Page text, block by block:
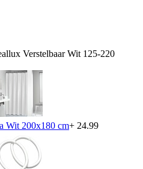
Verstelbaar Wit 125-220
Wit 200x180 cm+ 24.99